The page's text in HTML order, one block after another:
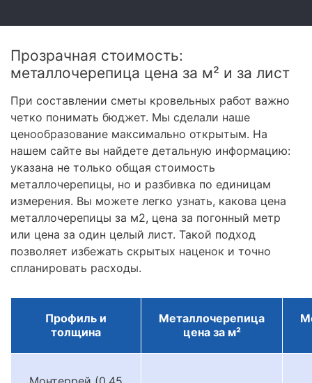
Прозрачная стоимость:
металлочерепица цена за м² и за лист
При составлении сметы кровельных работ важно
четко понимать бюджет. Мы сделали наше
ценообразование максимально открытым. На
нашем сайте вы найдете детальную информацию:
указана не только общая стоимость
металлочерепицы, но и разбивка по единицам
измерения. Вы можете легко узнать, какова цена
металлочерепицы за м2, цена за погонный метр
или цена за один целый лист. Такой подход
позволяет избежать скрытых наценок и точно
спланировать расходы.
Профиль и
толщина
Металлочерепица
цена за м²